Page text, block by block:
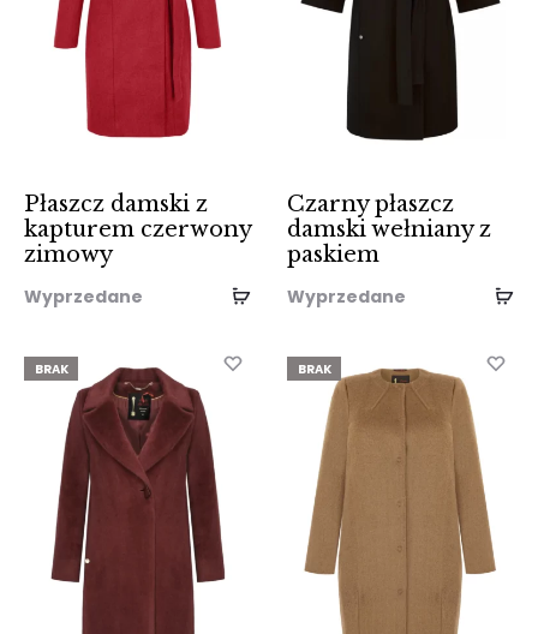
Płaszcz damski z
kapturem czerwony
zimowy
Wyprzedane
Czarny płaszcz
damski wełniany z
paskiem
Wyprzedane
BRAK BRAK